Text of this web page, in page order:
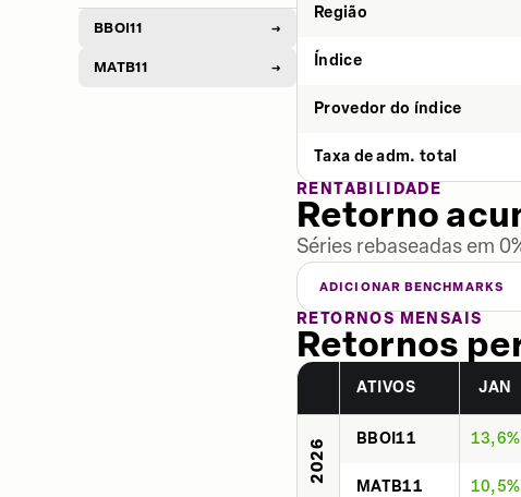
BBOI11 →
MATB11 →
Região
Índice
Provedor do índice
Taxa de adm. total
RENTABILIDADE
Retorno
Séries rebaseadas em
ADICIONAR BENCHMARKS
RETORNOS MENSAIS
Retornos
ATIVOS JAN
2026 BBOI11 13,6%
MATB11 10,5%